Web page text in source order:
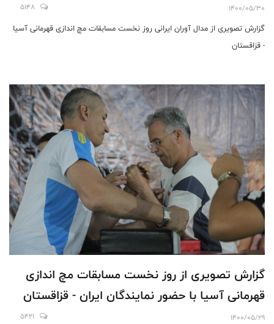
1400/05/30
5148
گزارش تصویری از مدال آوران ایرانی روز نخست مسابقات مچ اندازی قهرمانی آسیا
- قزاقستان
گزارش تصویری از روز نخست مسابقات مچ اندازی
قهرمانی آسیا با حضور نمایندگان ایران - قزاقستان
1400/05/29
5421